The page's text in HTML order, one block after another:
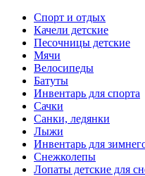
Спорт и отдых
Качели детские
Песочницы детские
Мячи
Велосипеды
Батуты
Инвентарь для спорта
Сачки
Санки, ледянки
Лыжи
Инвентарь для
Снежколепы
Лопаты детские для